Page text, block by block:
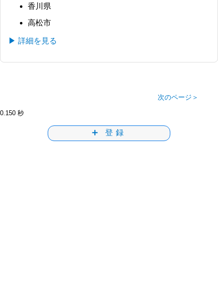
香川県
高松市
▶ 詳細を見る
次のページ＞
0.150 秒
➕ 登録